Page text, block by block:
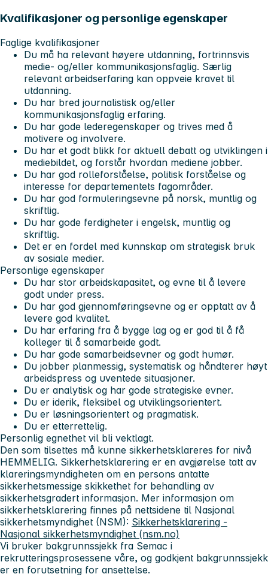
Kvalifikasjoner og personlige egenskaper
Faglige kvalifikasjoner
Du må ha relevant høyere utdanning, fortrinnsvis
medie- og/eller kommunikasjonsfaglig. Særlig
relevant arbeidserfaring kan oppveie kravet til
utdanning.
Du har bred journalistisk og/eller
kommunikasjonsfaglig erfaring.
Du har gode lederegenskaper og trives med å
motivere og involvere.
Du har et godt blikk for aktuell debatt og utviklingen i
mediebildet, og forstår hvordan mediene jobber.
Du har god rolleforståelse, politisk forståelse og
interesse for departementets fagområder.
Du har god formuleringsevne på norsk, muntlig og
skriftlig.
Du har gode ferdigheter i engelsk, muntlig og
skriftlig.
Det er en fordel med kunnskap om strategisk bruk
av sosiale medier.
Personlige egenskaper
Du har stor arbeidskapasitet, og evne til å levere
godt under press.
Du har god gjennomføringsevne og er opptatt av å
levere god kvalitet.
Du har erfaring fra å bygge lag og er god til å få
kolleger til å samarbeide godt.
Du har gode samarbeidsevner og godt humør.
Du jobber planmessig, systematisk og håndterer høyt
arbeidspress og uventede situasjoner.
Du er analytisk og har gode strategiske evner.
Du er iderik, fleksibel og utviklingsorientert.
Du er løsningsorientert og pragmatisk.
Du er etterrettelig.
Personlig egnethet vil bli vektlagt.
Den som tilsettes må kunne sikkerhetsklareres for nivå
HEMMELIG. Sikkerhetsklarering er en avgjørelse tatt av
klareringsmyndigheten om en persons antatte
sikkerhetsmessige skikkethet for behandling av
sikkerhetsgradert informasjon. Mer informasjon om
sikkerhetsklarering finnes på nettsidene til Nasjonal
sikkerhetsmyndighet (NSM): Sikkerhetsklarering -
Nasjonal sikkerhetsmyndighet (nsm.no)
Vi bruker bakgrunnssjekk fra Semac i
rekrutteringsprosessene våre, og godkjent bakgrunnssjekk
er en forutsetning for ansettelse.